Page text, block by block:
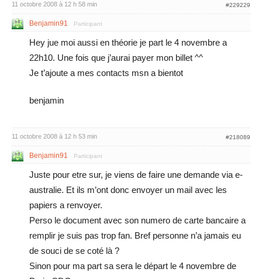
11 octobre 2008 à 12 h 58 min #229229
Benjamin91 Participant
Hey jue moi aussi en théorie je part le 4 novembre a
22h10. Une fois que j’aurai payer mon billet ^^
Je t’ajoute a mes contacts msn a bientot
benjamin
11 octobre 2008 à 12 h 53 min #218089
Benjamin91 Participant
Juste pour etre sur, je viens de faire une demande via e-
australie. Et ils m’ont donc envoyer un mail avec les
papiers a renvoyer.
Perso le document avec son numero de carte bancaire a
remplir je suis pas trop fan. Bref personne n’a jamais eu
de souci de se coté là ?
Sinon pour ma part sa sera le départ le 4 novembre de